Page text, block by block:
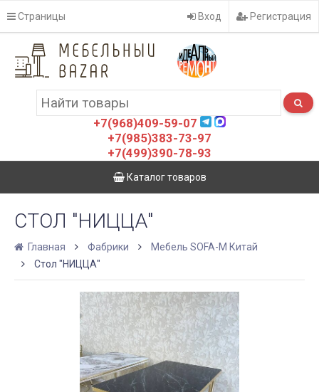
Страницы Вход Регистрация
+7(968)409-59-07
+7(985)383-73-97
+7(499)390-78-93
Каталог товаров
СТОЛ "НИЦЦА"
Главная Фабрики
Мебель SOFA-M Китай
Стол "НИЦЦА"